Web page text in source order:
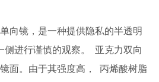
向镜，是一种提供隐私的半透明
侧进行谨慎的观察。 亚克力双向
面。由于其强度高， 丙烯酸树脂